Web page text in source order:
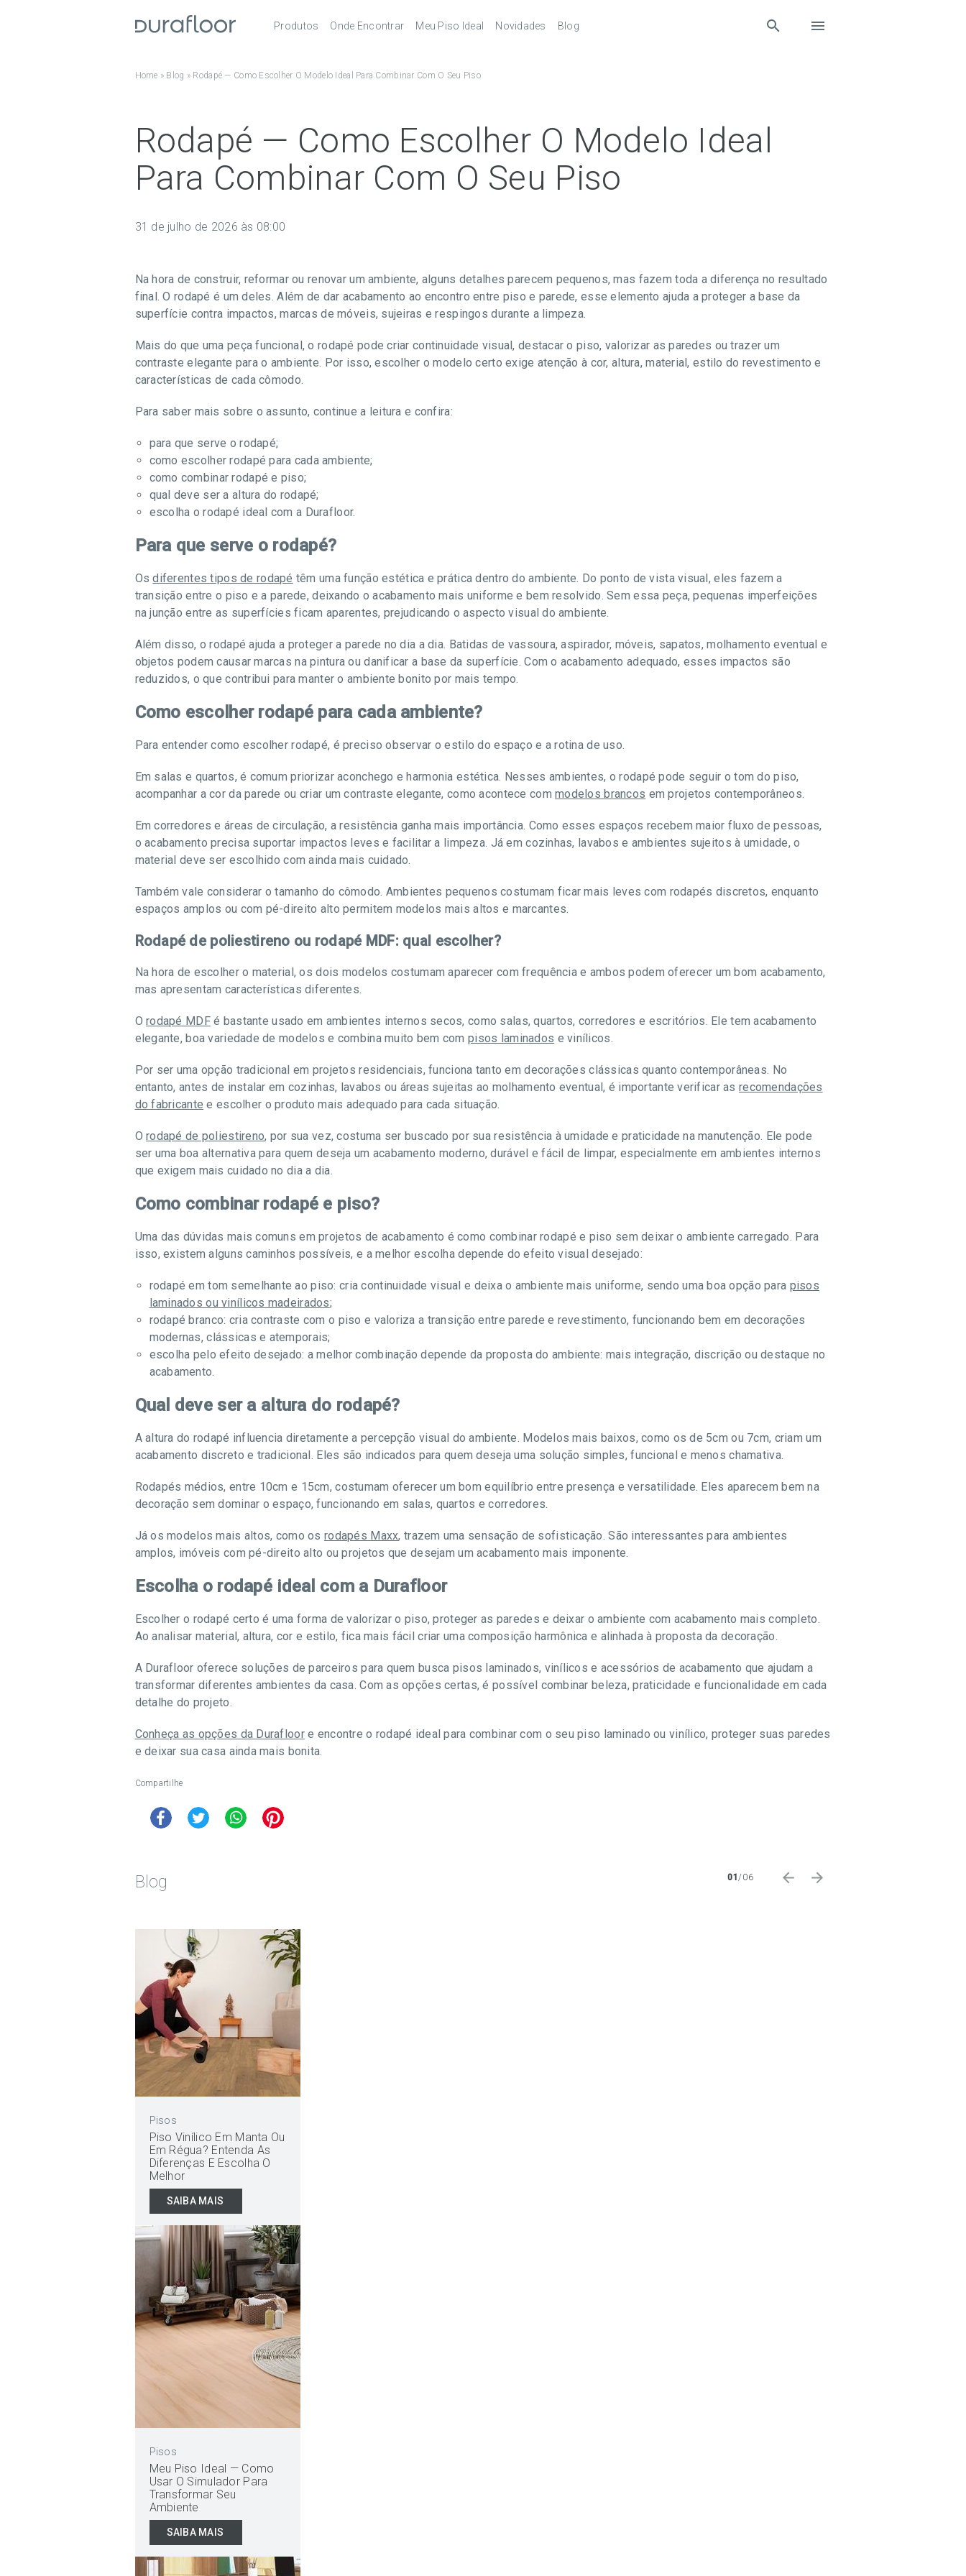
Produtos
Pisos Laminados Ultra
Pisos Vinílicos SPC
Rodapés
Melhores
Onde Encontrar
Serviços
Meu Piso Ideal Novidades Blog
Home » Blog » Rodapé — Como Escolher O Modelo Ideal Para Combinar Com O Seu Piso
Rodapé — Como Escolher O Modelo Ideal
Para Combinar Com O Seu Piso
31 de julho de 2026 às 08:00
Na hora de construir, reformar ou renovar um ambiente, alguns detalhes parecem pequenos, mas fazem toda a diferença no resultado
final. O rodapé é um deles. Além de dar acabamento ao encontro entre piso e parede, esse elemento ajuda a proteger a base da
superfície contra impactos, marcas de móveis, sujeiras e respingos durante a limpeza.
Mais do que uma peça funcional, o rodapé pode criar continuidade visual, destacar o piso, valorizar as paredes ou trazer um
contraste elegante para o ambiente. Por isso, escolher o modelo certo exige atenção à cor, altura, material, estilo do revestimento e
características de cada cômodo.
Para saber mais sobre o assunto, continue a leitura e confira:
para que serve o rodapé;
como escolher rodapé para cada ambiente;
como combinar rodapé e piso;
qual deve ser a altura do rodapé;
escolha o rodapé ideal com a Durafloor.
Para que serve o rodapé?
Osdiferentes tipos de rodapé têm uma função estética e prática dentro do ambiente. Do ponto de vista visual, eles fazem a
transição entre o piso e a parede, deixando o acabamento mais uniforme e bem resolvido. Sem essa peça, pequenas imperfeições
na junção entre as superfícies ficam aparentes, prejudicando o aspecto visual do ambiente.
Além disso, o rodapé ajuda a proteger a parede no dia a dia. Batidas de vassoura, aspirador, móveis, sapatos, molhamento eventual e
objetos podem causar marcas na pintura ou danificar a base da superfície. Com o acabamento adequado, esses impactos são
reduzidos, o que contribui para manter o ambiente bonito por mais tempo.
Como escolher rodapé para cada ambiente?
Para entender como escolher rodapé, é preciso observar o estilo do espaço e a rotina de uso.
Em salas e quartos, é comum priorizar aconchego e harmonia estética. Nesses ambientes, o rodapé pode seguir o tom do piso,
acompanhar a cor da parede ou criar um contraste elegante, como acontece commodelos brancos em projetos contemporâneos.
Em corredores e áreas de circulação, a resistência ganha mais importância. Como esses espaços recebem maior fluxo de pessoas,
o acabamento precisa suportar impactos leves e facilitar a limpeza. Já em cozinhas, lavabos e ambientes sujeitos à umidade, o
material deve ser escolhido com ainda mais cuidado.
Também vale considerar o tamanho do cômodo. Ambientes pequenos costumam ficar mais leves com rodapés discretos, enquanto
espaços amplos ou com pé-direito alto permitem modelos mais altos e marcantes.
Rodapé de poliestireno ou rodapé MDF: qual escolher?
Na hora de escolher o material, os dois modelos costumam aparecer com frequência e ambos podem oferecer um bom acabamento,
mas apresentam características diferentes.
Orodapé MDFé bastante usado em ambientes internos secos, como salas, quartos, corredores e escritórios. Ele tem acabamento
elegante, boa variedade de modelos e combina muito bem compisos laminados e vinílicos.
Por ser uma opção tradicional em projetos residenciais, funciona tanto em decorações clássicas quanto contemporâneas. No
entanto, antes de instalar em cozinhas, lavabos ou áreas sujeitas ao molhamento eventual, é importante verificar as recomendações
do fabricante e escolher o produto mais adequado para cada situação.
Orodapé de poliestireno, por sua vez, costuma ser buscado por sua resistência à umidade e praticidade na manutenção. Ele pode
ser uma boa alternativa para quem deseja um acabamento moderno, durável e fácil de limpar, especialmente em ambientes internos
que exigem mais cuidado no dia a dia.
Como combinar rodapé e piso?
Uma das dúvidas mais comuns em projetos de acabamento é como combinar rodapé e piso sem deixar o ambiente carregado. Para
isso, existem alguns caminhos possíveis, e a melhor escolha depende do efeito visual desejado:
rodapé em tom semelhante ao piso: cria continuidade visual e deixa o ambiente mais uniforme, sendo uma boa opção para pisos
laminados ou vinílicos madeirados;
rodapé branco: cria contraste com o piso e valoriza a transição entre parede e revestimento, funcionando bem em decorações
modernas, clássicas e atemporais;
escolha pelo efeito desejado: a melhor combinação depende da proposta do ambiente: mais integração, discrição ou destaque no
acabamento.
Qual deve ser a altura do rodapé?
A altura do rodapé influencia diretamente a percepção visual do ambiente. Modelos mais baixos, como os de 5cm ou 7cm, criam um
acabamento discreto e tradicional. Eles são indicados para quem deseja uma solução simples, funcional e menos chamativa.
Rodapés médios, entre 10cm e 15cm, costumam oferecer um bom equilíbrio entre presença e versatilidade. Eles aparecem bem na
decoração sem dominar o espaço, funcionando em salas, quartos e corredores.
Já os modelos mais altos, como osrodapés Maxx, trazem uma sensação de sofisticação. São interessantes para ambientes
amplos, imóveis com pé-direito alto ou projetos que desejam um acabamento mais imponente.
Escolha o rodapé ideal com a Durafloor
Escolher o rodapé certo é uma forma de valorizar o piso, proteger as paredes e deixar o ambiente com acabamento mais completo.
Ao analisar material, altura, cor e estilo, fica mais fácil criar uma composição harmônica e alinhada à proposta da decoração.
A Durafloor oferece soluções de parceiros para quem busca pisos laminados, vinílicos e acessórios de acabamento que ajudam a
transformar diferentes ambientes da casa. Com as opções certas, é possível combinar beleza, praticidade e funcionalidade em cada
detalhe do projeto.
Conheça as opções da Durafloore encontre o rodapé ideal para combinar com o seu piso laminado ou vinílico, proteger suas paredes
e deixar sua casa ainda mais bonita.
Compartilhe
Blog 01/06
Pisos
Piso Vinílico Em Manta Ou
Em Régua? Entenda As
Diferenças E Escolha O
Melhor
SAIBA MAIS
Pisos
Meu Piso Ideal — Como
Usar O Simulador Para
Transformar Seu
Ambiente
SAIBA MAIS